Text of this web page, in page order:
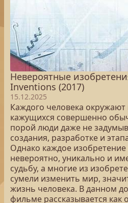
Невероятные
Inventions (2017)
15.12.2025
Каждого человека
кажущихся совершенно
порой люди даже не
создания, разработке и
Однако каждое
невероятно, уникально и
судьбу, а многие из
сумели изменить мир,
жизнь человека. В данном
фильме рассказывается как